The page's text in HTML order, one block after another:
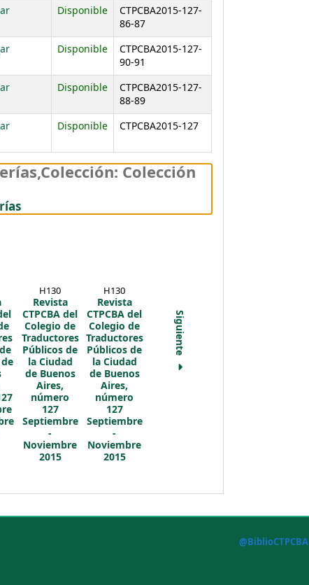
debajo)
Disponible
CTPCBA2015-127-
86-87
debajo)
Disponible
CTPCBA2015-127-
90-91
debajo)
Disponible
CTPCBA2015-127-
88-89
debajo)
Disponible CTPCBA2015-127
,Colección: Colección
(Oculta el navegador de estanterías)
Siguiente
H130
Revista
CTPCBA del
Colegio de
Traductores
Públicos de
la Ciudad
de Buenos
Aires,
número
127
Septiembre
-
Noviembre
2015
H130
Revista
CTPCBA del
Colegio de
Traductores
Públicos de
la Ciudad
de Buenos
Aires,
número
127
Septiembre
-
Noviembre
2015
@BiblioCTPCBA